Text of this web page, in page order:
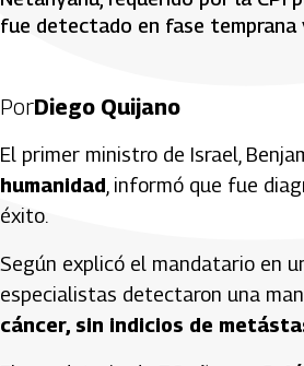
fue detectado en fase
PorDiego Quijano
El primer ministro de Israel,
humanidad , informó que fue
éxito.
Según explicó el mandatario en
especialistas detectaron una
cáncer, sin indicios de